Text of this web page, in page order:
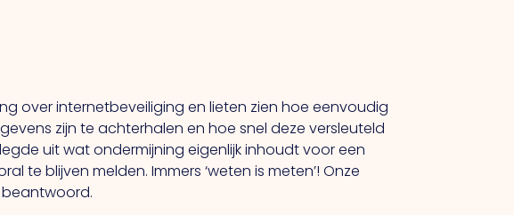
over internetbeveiliging en lieten zien hoe eenvoudig
zijn te achterhalen en hoe snel deze versleuteld
uit wat ondermijning eigenlijk inhoudt voor een
te blijven melden. Immers ‘weten is meten’! Onze
beantwoord.